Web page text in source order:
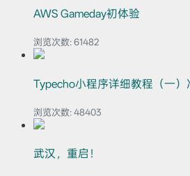
AWS Gameday初体验
浏览次数: 61482
Typecho小程序详细教程（一）
浏览次数: 48403
武汉，重启！